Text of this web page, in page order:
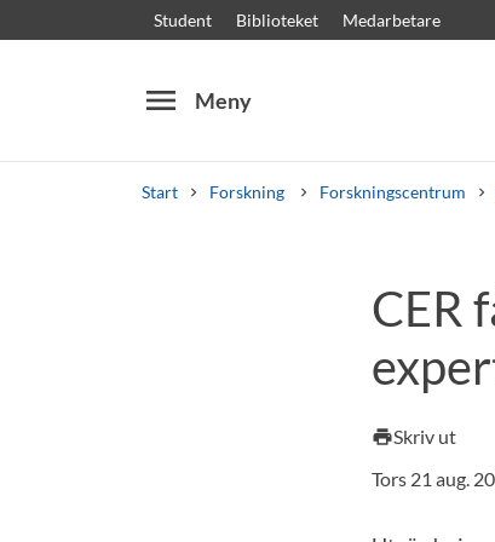
Student Biblioteket Medarbetare
menu Meny
Start Forskning Forskningscentrum
Kursplaner
CER
printSkriv ut
Tors 21 aug.